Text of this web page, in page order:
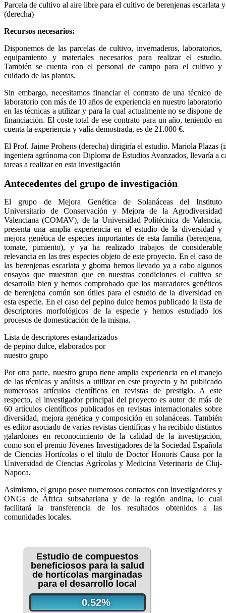
Parcela de cultivo al aire libre para el cultivo de berenjenas
(derecha)
Recursos necesarios:
Disponemos de las parcelas de cultivo, invernaderos, laboratorios,
equipamiento y materiales necesarios para realizar el estudio.
También se cuenta con el personal de campo para el cultivo y
cuidado de las plantas.
Sin embargo, necesitamos financiar el contrato de una técnico de
laboratorio con más de 10 años de experiencia en nuestro laboratorio
en las técnicas a utilizar y para la cual actualmente no se dispone de
financiación. El coste total de ese contrato para un año, teniendo en
cuenta la experiencia y valía demostrada, es de 21.000 €.
El Prof. Jaime Prohens (derecha) dirigiría el estudio. Mariola Plazas
ingeniera agrónoma con Diploma de Estudios Avanzados, llevaría a
tareas a realizar en esta investigación
Antecedentes del grupo de investigación
El grupo de Mejora Genética de Solanáceas del Instituto
Universitario de Conservación y Mejora de la Agrodiversidad
Valenciana (COMAV), de la Universidad Politécnica de Valencia,
presenta una amplia experiencia en el estudio de la diversidad y
mejora genética de especies importantes de esta familia (berenjena,
tomate, pimiento), y ya ha realizado trabajos de considerable
relevancia en las tres especies objeto de este proyecto. En el caso de
las berenjenas escarlata y gboma hemos llevado ya a cabo algunos
ensayos que muestran que en nuestras condiciones el cultivo se
desarrolla bien y hemos comprobado que los marcadores genéticos
de berenjena común son útiles para el estudio de la diversidad en
esta especie. En el caso del pepino dulce hemos publicado la lista de
descriptores morfológicos de la especie y hemos estudiado los
procesos de domesticación de la misma.
Lista de descriptores estandarizados
de pepino dulce, elaborados por
nuestro grupo
Por otra parte, nuestro grupo tiene amplia experiencia en el manejo
de las técnicas y análisis a utilizar en este proyecto y ha publicado
numerosos artículos científicos en revistas de prestigio. A este
respecto, el investigador principal del proyecto es autor de más de
60 artículos científicos publicados en revistas internacionales sobre
diversidad, mejora genética y composición en solanáceas. También
es editor asociado de varias revistas científicas y ha recibido distintos
galardones en reconocimiento de la calidad de la investigación,
como son el premio Jóvenes Investigadores de la Sociedad Española
de Ciencias Hortícolas o el título de Doctor Honoris Causa por la
Universidad de Ciencias Agrícolas y Medicina Veterinaria de Cluj-
Napoca.
Asimismo, el grupo posee numerosos contactos con investigadores y
ONGs de África subsahariana y de la región andina, lo cual
facilitará la transferencia de los resultados obtenidos a las
comunidades locales.
Estudio de compuestos
beneficiosos para la salud
de hortícolas marginadas
para el desarrollo local
0.52%